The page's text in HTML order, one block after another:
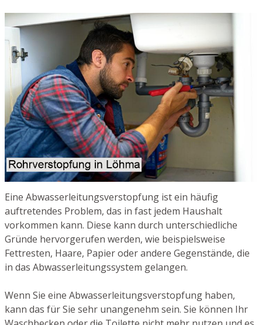
Eine Abwasserleitungsverstopfung ist ein häufig
auftretendes Problem, das in fast jedem Haushalt
vorkommen kann. Diese kann durch unterschiedliche
Gründe hervorgerufen werden, wie beispielsweise
Fettresten, Haare, Papier oder andere Gegenstände, die
in das Abwasserleitungssystem gelangen.
Wenn Sie eine Abwasserleitungsverstopfung haben,
kann das für Sie sehr unangenehm sein. Sie können Ihr